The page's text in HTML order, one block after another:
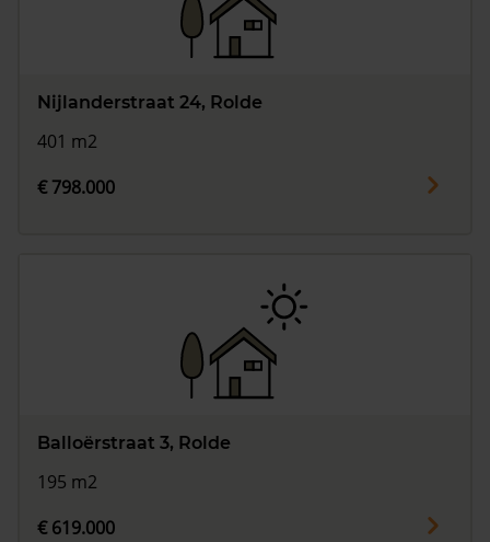
Nijlanderstraat 24, Rolde
401 m2
€ 798.000
Balloërstraat 3, Rolde
195 m2
€ 619.000